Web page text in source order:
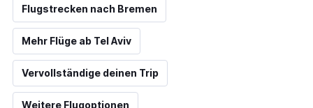
Flugstrecken nach Bremen
Mehr Flüge ab Tel Aviv
Vervollständige deinen Trip
Weitere Flugoptionen